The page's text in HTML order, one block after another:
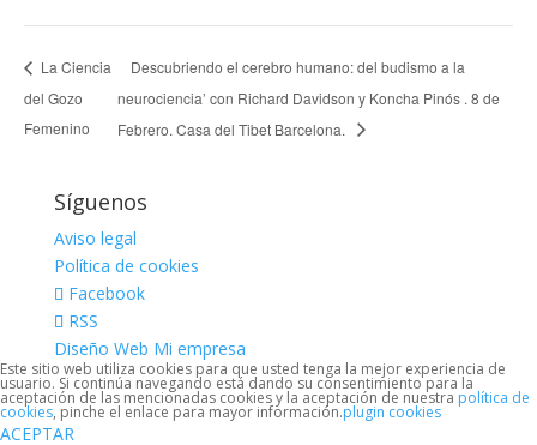
La Ciencia
del Gozo
Femenino
Descubriendo el cerebro humano: del budismo a la
neurociencia’ con Richard Davidson y Koncha Pinós . 8 de
Febrero. Casa del Tibet Barcelona.
Síguenos
Aviso legal
Política de cookies
Facebook
RSS
Diseño Web Mi empresa
Este sitio web utiliza cookies para que usted tenga la mejor experiencia de
usuario. Si continúa navegando está dando su consentimiento para la
aceptación de las mencionadas cookies y la aceptación de nuestra política de
cookies, pinche el enlace para mayor información.plugin cookies
ACEPTAR